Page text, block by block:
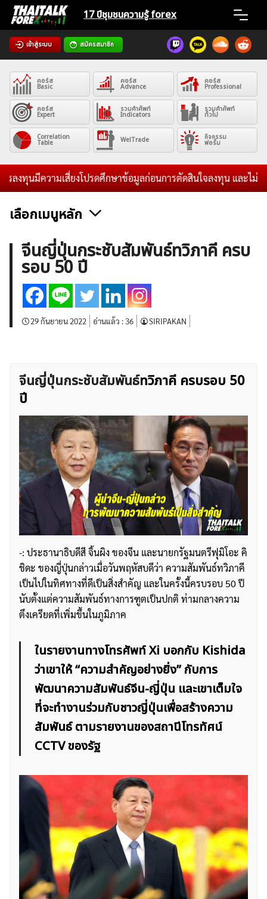
Skip
content
17 ปีชุมชนความรู้ forex
เข้าสู่ระบบ สมัครสมาชิก
Home
News
Articles
VPS Register
ค้นหา
สำหรับ:
คอร์ส
Basic
คอร์ส
Advance
คอร์ส
Professional
คอร์ส
Expert
รวมคำศัพท์
Indicators
รวมคำศัพท์
ทั่วไป
Correlation
Table WelTrade กิจกรรม
ฟอรั่ม
ทุนมีความเสี่ยงโปรดศึกษาข้อมูลก่อนการตัดสินใจลงทุน และไม่รับระ
เลือกเมนูหลัก
ข่าวฟอเร็กซ์และสกุลเงิน คริปโตเคอร์เรนซี
ฟรีซิกแนล รายวัน
บทวิเคราะห์
เศรษฐกิจทั่วไป
สินค้าโภคภัณฑ์
โบรกเกอร์ FX
โปรโมชั่น Forex
กองทุน Forex
ฟรี EA
จีนญี่ปุ่นกระชับสัมพันธ์ทวิภาคี ครบ
รอบ 50 ปี
29 กันยายน 2022 อ่านแล้ว :36 SIRIPAKAN
จีนญี่ปุ่นกระชับสัมพันธ์ทวิภาคี ครบรอบ 50
ปี
-: ประธานาธิบดีสี จิ้นผิง ของจีน และนายกรัฐมนตรีฟุมิโอะ คิ
ชิดะ ของญี่ปุ่นกล่าวเมื่อวันพฤหัสบดีว่า ความสัมพันธ์ทวิภาคี
เป็นไปในทิศทางที่ดีเป็นสิ่งสำคัญ และในครั้งนี้ครบรอบ 50 ปี
นับตั้งแต่ความสัมพันธ์ทางการฑูตเป็นปกติ ท่ามกลางความ
ตึงเครียดที่เพิ่มขึ้นในภูมิภาค
ในรายงานทางโทรศัพท์ Xi บอกกับ Kishida
ว่าเขาให้ “ความสำคัญอย่างยิ่ง” กับการ
พัฒนาความสัมพันธ์จีน-ญี่ปุ่น และเขาเต็มใจ
ที่จะทำงานร่วมกับชาวญี่ปุ่นเพื่อสร้างความ
สัมพันธ์ ตามรายงานของสถานีโทรทัศน์
CCTV ของรัฐ